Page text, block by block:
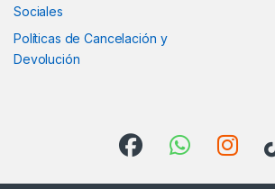
Sociales
Políticas de Cancelación y
Devolución